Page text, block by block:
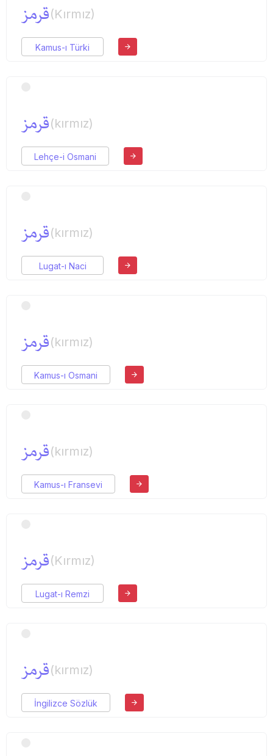
قرمز(Kırmız)
Kamus-ı Türki
قرمز(kırmız)
Lehçe-i Osmani
قرمز(kırmız)
Lugat-ı Naci
قرمز(kırmız)
Kamus-ı Osmani
قرمز(kırmız)
Kamus-ı Fransevi
قرمز(Kırmız)
Lugat-ı Remzi
قرمز(kırmız)
İngilizce Sözlük